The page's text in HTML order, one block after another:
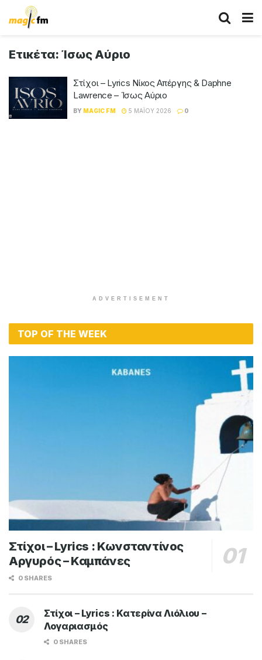
Ετικέτα: Ίσως Αύριο
Στίχοι – Lyrics Νίκος Απέργης & Daphne
Lawrence – Ίσως Αύριο
BY MAGIC FM 5 ΜΑΪ́ΟΥ 2026 0
ADVERTISEMENT
TOP OF THE WEEK
Στίχοι – Lyrics : Κωνσταντίνος
Αργυρός – Καμπάνες
0 SHARES
Στίχοι – Lyrics : Κατερίνα Λιόλιου –
Λογαριασμός
0 SHARES